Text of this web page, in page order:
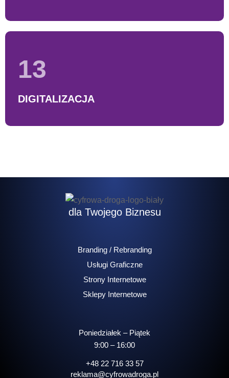
13
DIGITALIZACJA
dla Twojego Biznesu
Branding / Rebranding
Usługi Graficzne
Strony Internetowe
Sklepy Internetowe
Poniedziałek – Piątek
9:00 – 16:00
+48 22 716 33 57
reklama@cyfrowadroga.pl